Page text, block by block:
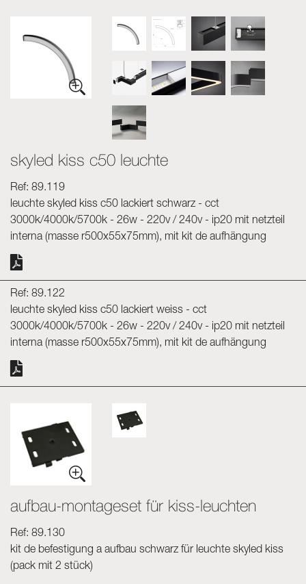
Neolight - Technische Design-Leuchten
Lineare und geschwungene Modulsysteme
Dreiphasen-Schiene (230V)
Spotlights und Downlights
Leuchtrahmen mit Textilfronten
skyled kiss c50 leuchte
Ref: 89.119
leuchte skyled kiss c50 lackiert schwarz - cct
3000k/4000k/5700k - 26w - 220v / 240v - ip20 mit netzteil
interna (masse r500x55x75mm), mit kit de aufhängung
Ref: 89.122
leuchte skyled kiss c50 lackiert weiss - cct
3000k/4000k/5700k - 26w - 220v / 240v - ip20 mit netzteil
interna (masse r500x55x75mm), mit kit de aufhängung
aufbau-montageset für kiss-leuchten
Ref: 89.130
kit de befestigung a aufbau schwarz für leuchte skyled kiss
(pack mit 2 stück)